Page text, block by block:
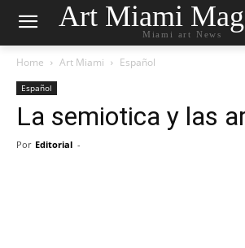
Art Miami
Miami art News
Home Art Miami Español
Español
La semiotica y las
Por Editorial -